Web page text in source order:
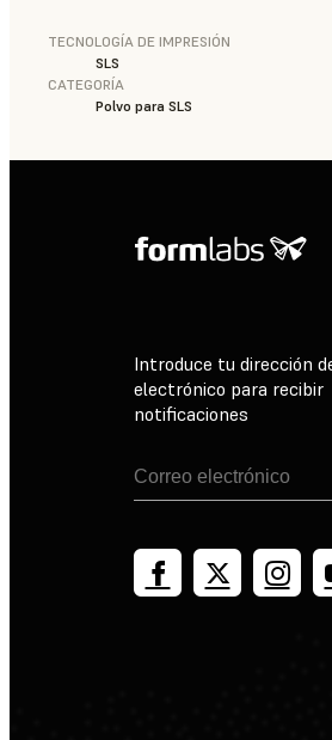
TECNOLOGÍA DE IMPRESIÓN
SLS
CATEGORÍA
Polvo para SLS
Introduce tu dirección
electrónico para recibir
notificaciones